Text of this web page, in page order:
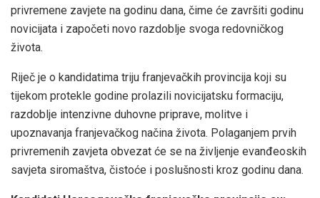
privremene zavjete na godinu dana, čime će završiti godinu
novicijata i započeti novo razdoblje svoga redovničkog
života.
Riječ je o kandidatima triju franjevačkih provincija koji su
tijekom protekle godine prolazili novicijatsku formaciju,
razdoblje intenzivne duhovne priprave, molitve i
upoznavanja franjevačkog načina života. Polaganjem prvih
privremenih zavjeta obvezat će se na življenje evanđeoskih
savjeta siromaštva, čistoće i poslušnosti kroz godinu dana.